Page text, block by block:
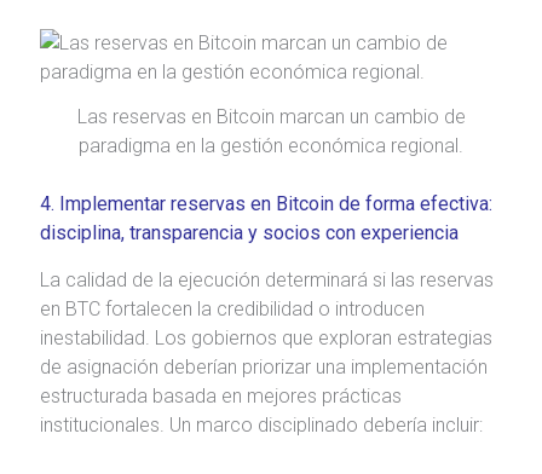
Las reservas en Bitcoin marcan un cambio de
paradigma en la gestión económica regional.
4. Implementar reservas en Bitcoin de forma efectiva:
disciplina, transparencia y socios con experiencia
La calidad de la ejecución determinará si las reservas
en BTC fortalecen la credibilidad o introducen
inestabilidad. Los gobiernos que exploran estrategias
de asignación deberían priorizar una implementación
estructurada basada en mejores prácticas
institucionales. Un marco disciplinado debería incluir: